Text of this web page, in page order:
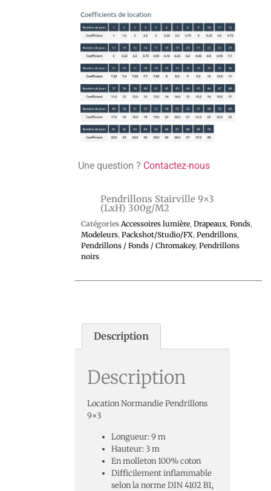
Une question ? Contactez-nous
Pendrillons Stairville 9×3
(LxH) 300g/m2
Catégories Accessoires lumière, Drapeaux, Fonds,
Modeleurs, Packshot/Studio/FX, Pendrillons,
Pendrillons / Fonds / Chromakey, Pendrillons
noirs
Description
Description
Location Normandie Pendrillons
9×3
Longueur: 9 m
Hauteur: 3 m
En molleton 100% coton
Difficilement inflammable
selon la norme DIN 4102 B1,